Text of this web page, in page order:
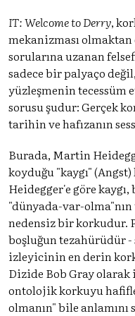
IT: Welcome to Derry,
mekanizması olmaktan
sorularına uzanan
sadece bir palyaço
yüzleşmenin tecessüm
sorusu şudur: Gerçek
tarihin ve hafızanın
Burada, Martin
koyduğu "kaygı"
Heidegger'e göre
"dünyada-var-
nedensiz bir korkudur.
boşluğun tezahürüdür
izleyicinin en derin
Dizide Bob Gray olarak
ontolojik korkuyu
olmanın" bile anlamını